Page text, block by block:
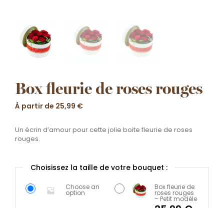
Box fleurie de roses rouges
À partir de 25,99 €
Un écrin d’amour pour cette jolie boite fleurie de roses
rouges.
Choose an
option
Box fleurie de
roses rouges
– Petit modèle